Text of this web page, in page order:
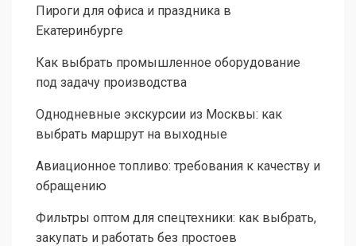
Пироги для офиса и праздника в
Екатеринбурге
Как выбрать промышленное оборудование
под задачу производства
Однодневные экскурсии из Москвы: как
выбрать маршрут на выходные
Авиационное топливо: требования к качеству и
обращению
Фильтры оптом для спецтехники: как выбрать,
закупать и работать без простоев